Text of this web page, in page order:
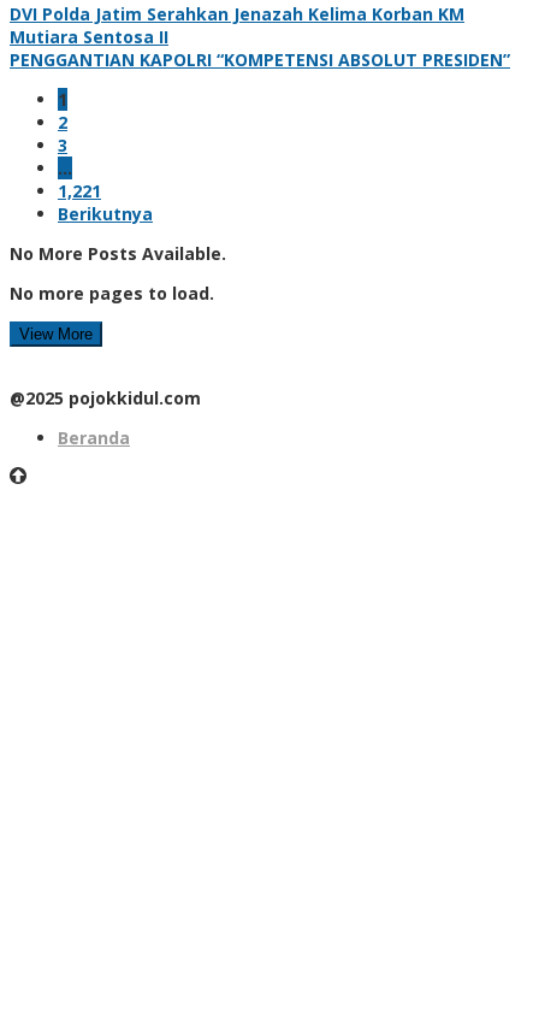
DVI Polda Jatim Serahkan Jenazah Kelima Korban KM
Mutiara Sentosa II
PENGGANTIAN KAPOLRI “KOMPETENSI ABSOLUT PRESIDEN”
1
2
3
…
1,221
Berikutnya
No More Posts Available.
No more pages to load.
View More
@2025 pojokkidul.com
Beranda